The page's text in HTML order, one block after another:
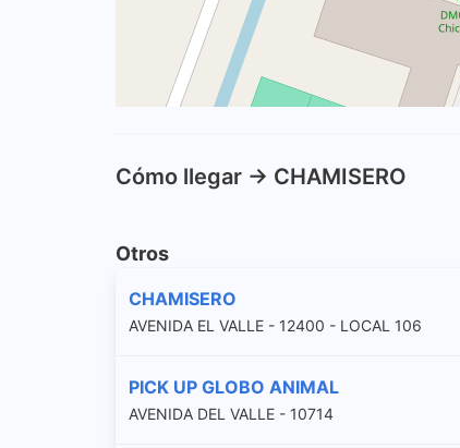
Cómo llegar -> CHAMISERO
Otros
CHAMISERO
AVENIDA EL VALLE - 12400 - LOCAL 106
PICK UP GLOBO ANIMAL
AVENIDA DEL VALLE - 10714